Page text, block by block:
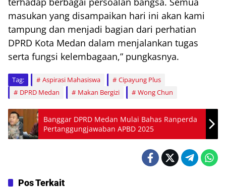
masukan yang disampaikan hari ini akan kami
tampung dan menjadi bagian dari perhatian
DPRD Kota Medan dalam menjalankan tugas
serta fungsi kelembagaan,” pungkasnya.
Tag: Aspirasi Mahasiswa
Cipayung Plus
DPRD Medan
Makan Bergizi Wong Chun
Banggar DPRD Medan Mulai Bahas Ranperda
Pertanggungjawaban APBD 2025
Pos Terkait